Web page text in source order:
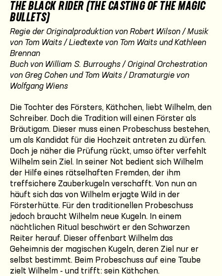
THE BLACK RIDER (THE CASTING OF THE MAGIC
BULLETS)
Regie der Originalproduktion von Robert Wilson / Musik
von Tom Waits / Liedtexte von Tom Waits und Kathleen
Brennan
Buch von William S. Burroughs / Original Orchestration
von Greg Cohen und Tom Waits / Dramaturgie von
Wolfgang Wiens
Die Tochter des Försters, Käthchen, liebt Wilhelm, den
Schreiber. Doch die Tradition will einen Förster als
Bräutigam. Dieser muss einen Probeschuss bestehen,
um als Kandidat für die Hochzeit antreten zu dürfen.
Doch je näher die Prüfung rückt, umso öfter verfehlt
Wilhelm sein Ziel. In seiner Not bedient sich Wilhelm
der Hilfe eines rätselhaften Fremden, der ihm
treffsichere Zauberkugeln verschafft. Von nun an
häuft sich das von Wilhelm erjagte Wild in der
Försterhütte. Für den traditionellen Probeschuss
jedoch braucht Wilhelm neue Kugeln. In einem
nächtlichen Ritual beschwört er den Schwarzen
Reiter herauf. Dieser offenbart Wilhelm das
Geheimnis der magischen Kugeln, deren Ziel nur er
selbst bestimmt. Beim Probeschuss auf eine Taube
zielt Wilhelm - und trifft: sein Käthchen.